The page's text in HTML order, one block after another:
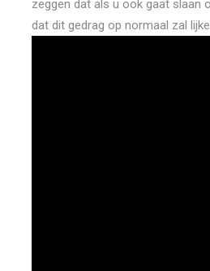
zeggen dat als u ook gaat slaan
dat dit gedrag op normaal zal